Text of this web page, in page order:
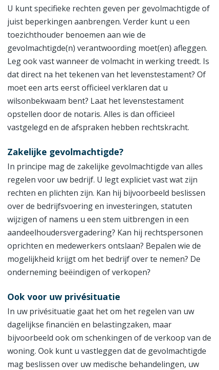
U kunt specifieke rechten geven per gevolmachtigde of
juist beperkingen aanbrengen. Verder kunt u een
toezichthouder benoemen aan wie de
gevolmachtigde(n) verantwoording moet(en) afleggen.
Leg ook vast wanneer de volmacht in werking treedt. Is
dat direct na het tekenen van het levenstestament? Of
moet een arts eerst officieel verklaren dat u
wilsonbekwaam bent? Laat het levenstestament
opstellen door de notaris. Alles is dan officieel
vastgelegd en de afspraken hebben rechtskracht.
Zakelijke gevolmachtigde?
In principe mag de zakelijke gevolmachtigde van alles
regelen voor uw bedrijf. U legt expliciet vast wat zijn
rechten en plichten zijn. Kan hij bijvoorbeeld beslissen
over de bedrijfsvoering en investeringen, statuten
wijzigen of namens u een stem uitbrengen in een
aandeelhoudersvergadering? Kan hij rechtspersonen
oprichten en medewerkers ontslaan? Bepalen wie de
mogelijkheid krijgt om het bedrijf over te nemen? De
onderneming beëindigen of verkopen?
Ook voor uw privésituatie
In uw privésituatie gaat het om het regelen van uw
dagelijkse financiën en belastingzaken, maar
bijvoorbeeld ook om schenkingen of de verkoop van de
woning. Ook kunt u vastleggen dat de gevolmachtigde
mag beslissen over uw medische behandelingen, uw